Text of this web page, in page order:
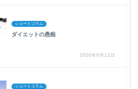
ショートコラム
ダイエットの愚痴
2020年6月12日
ショートコラム